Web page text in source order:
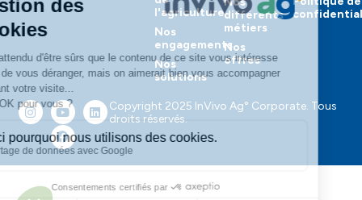
l'agriculture
Nos
engagements
Nos
solutions
différents
métiers
Nos
offres
Copyright 2025 InVivo Ag° Corporate. Tous
droits réservés.